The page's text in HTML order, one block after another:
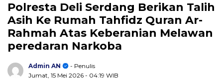
Polresta Deli Serdang Berikan Talih
Asih Ke Rumah Tahfidz Quran Ar-
Rahmah Atas Keberanian Melawan
peredaran Narkoba
Admin AN
- Penulis
Jumat, 15 Mei 2026 - 04:19 WIB